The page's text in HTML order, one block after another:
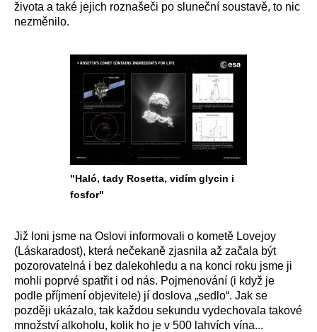
života a také jejich roznašeči po sluneční soustavě, to nic
nezměnilo.
"Haló, tady Rosetta, vidím glycin i
fosfor"
Již loni jsme na Oslovi informovali o kometě Lovejoy
(Láskaradost), která nečekaně zjasnila až začala být
pozorovatelná i bez dalekohledu a na konci roku jsme ji
mohli poprvé spatřit i od nás. Pojmenování (i když je
podle příjmení objevitele) jí doslova „sedlo“. Jak se
později ukázalo, tak každou sekundu vydechovala takové
množství alkoholu, kolik ho je v 500 lahvích vína...